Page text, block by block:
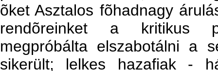
õket Asztalos fõhadnagy
rendõreinket a kritikus
megpróbálta elszabotálni a
sikerült; lelkes hazafiak -